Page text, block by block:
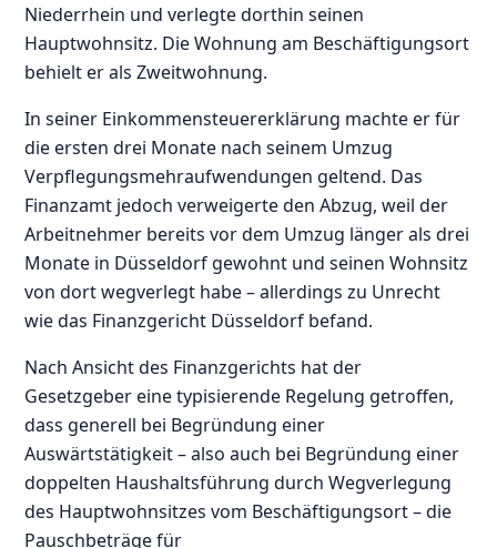
Niederrhein und verlegte dorthin seinen
Hauptwohnsitz. Die Wohnung am Beschäftigungsort
behielt er als Zweitwohnung.
In seiner Einkommensteuererklärung machte er für
die ersten drei Monate nach seinem Umzug
Verpflegungsmehraufwendungen geltend. Das
Finanzamt jedoch verweigerte den Abzug, weil der
Arbeitnehmer bereits vor dem Umzug länger als drei
Monate in Düsseldorf gewohnt und seinen Wohnsitz
von dort wegverlegt habe – allerdings zu Unrecht
wie das Finanzgericht Düsseldorf befand.
Nach Ansicht des Finanzgerichts hat der
Gesetzgeber eine typisierende Regelung getroffen,
dass generell bei Begründung einer
Auswärtstätigkeit – also auch bei Begründung einer
doppelten Haushaltsführung durch Wegverlegung
des Hauptwohnsitzes vom Beschäftigungsort – die
Pauschbeträge für